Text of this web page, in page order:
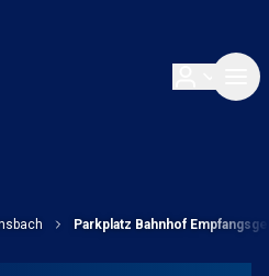
Parkplatz Bahnhof